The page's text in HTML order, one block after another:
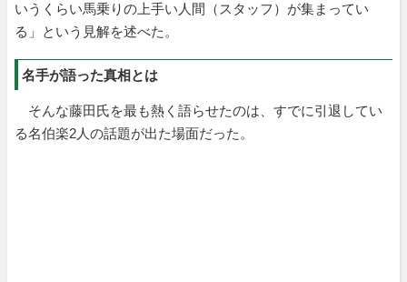
いうくらい馬乗りの上手い人間（スタッフ）が集まってい
る」という見解を述べた。
名手が語った真相とは
そんな藤田氏を最も熱く語らせたのは、すでに引退してい
る名伯楽2人の話題が出た場面だった。